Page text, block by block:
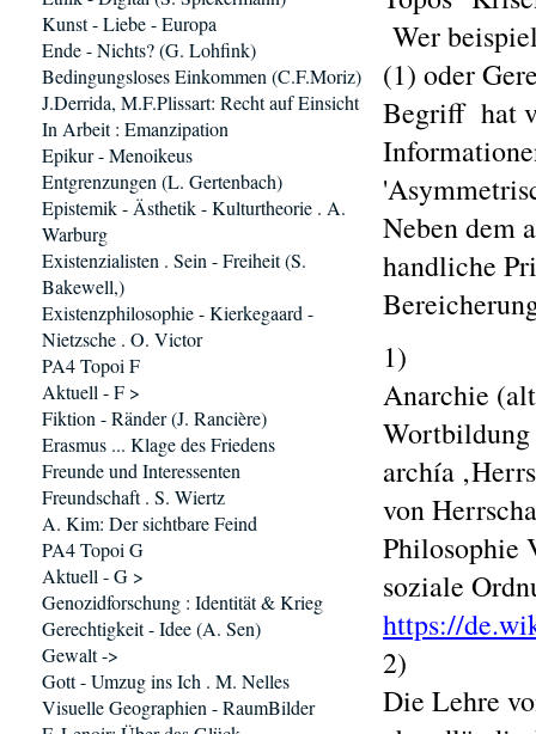
Wer
(1) oder
Begriff hat
Neben dem
handliche
1)
Anarchie
Wortbildung
archía
von
Philosophie
soziale
https://
2)
Die Lehre
Kunst - Liebe - Europa
Ende - Nichts? (G. Lohfink)
Bedingungsloses Einkommen (C.F.Moriz)
J.Derrida, M.F.Plissart: Recht auf Einsicht
In Arbeit : Emanzipation
Epikur - Menoikeus
Entgrenzungen (L. Gertenbach)
Epistemik - Ästhetik - Kulturtheorie . A.
Warburg
Existenzialisten . Sein - Freiheit (S.
Bakewell,)
Existenzphilosophie - Kierkegaard -
Nietzsche . O. Victor
PA4 Topoi F
Aktuell - F >
Fiktion - Ränder (J. Rancière)
Erasmus ... Klage des Friedens
Freunde und Interessenten
Freundschaft . S. Wiertz
A. Kim: Der sichtbare Feind
PA4 Topoi G
Aktuell - G >
Genozidforschung : Identität & Krieg
Gerechtigkeit - Idee (A. Sen)
Gewalt ->
Gott - Umzug ins Ich . M. Nelles
Visuelle Geographien - RaumBilder